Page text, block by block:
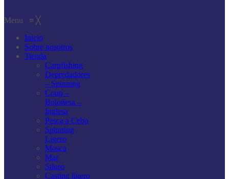
Menu ≡ ╳
Inicio
Sobre nosotros
Tienda
Carpfishing
Depredadores
– Spinning
Coup –
Boloñesa –
Inglesa
Pesca a Cebo
Spinning
Ligero
Mosca
Mar
Siluro
Casting ligero